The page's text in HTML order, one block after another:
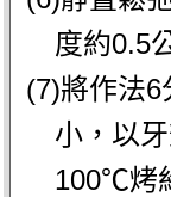
度約0.5
(7)將作法
小，以
100℃烤